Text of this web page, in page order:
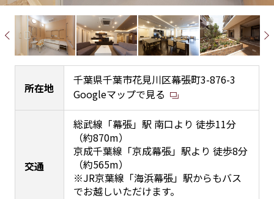
所在地
千葉県千葉市花見川区幕張町3-876-3
Googleマップで見る
交通
総武線「幕張」駅 南口より 徒歩11分
（約870m）
京成千葉線「京成幕張」駅より 徒歩8分
（約565m）
※JR京葉線「海浜幕張」駅からもバス
でお越しいただけます。